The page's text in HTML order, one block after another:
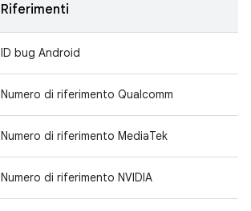
Riferimenti
ID bug Android
Numero di riferimento Qualcomm
Numero di riferimento MediaTek
Numero di riferimento NVIDIA